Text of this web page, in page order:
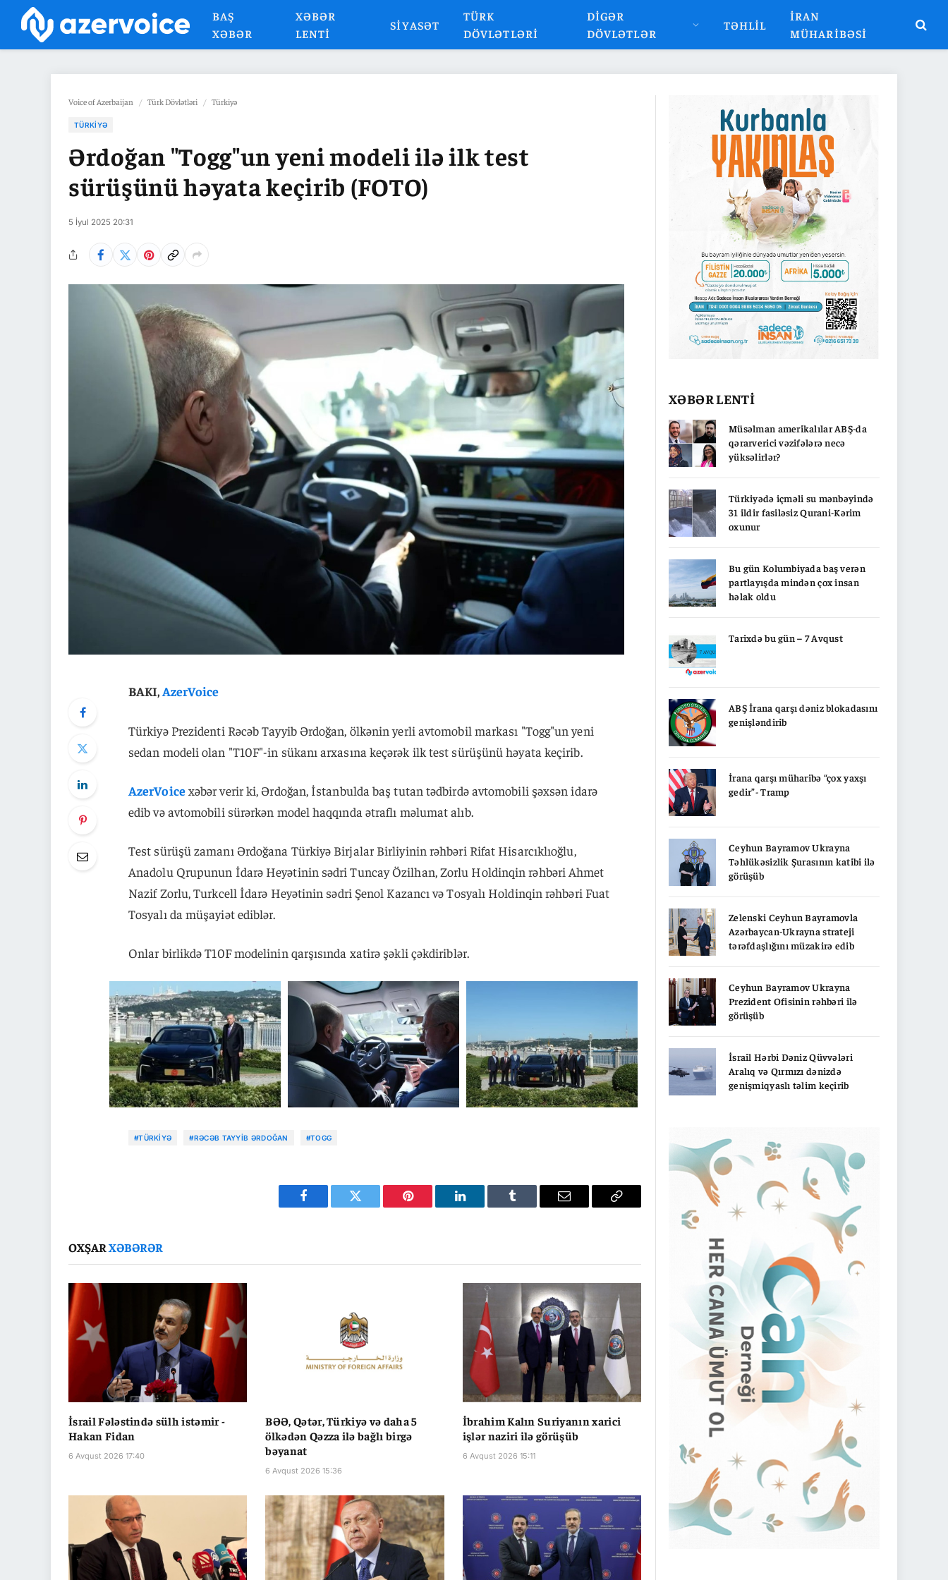
BAŞ
XƏBƏR
XƏBƏR
LENTI
SIYASƏT
TÜRK
DÖVLƏTLƏRI
DIGƏR
DÖVLƏTLƏR
TƏHLIL
İRAN
MÜHARIBƏSI
Voice of Azerbaijan / Türk Dövlətləri / Türkiyə
TÜRKIYƏ
Ərdoğan "Togg"un yeni modeli ilə ilk test
sürüşünü həyata keçirib (FOTO)
5 İyul 2025 20:31
BAKI,AzerVoice
Türkiyə Prezidenti Rəcəb Tayyib Ərdoğan, ölkənin yerli avtomobil markası "Togg"un yeni
sedan modeli olan "T10F"-in sükanı arxasına keçərək ilk test sürüşünü həyata keçirib.
AzerVoicexəbər verir ki, Ərdoğan, İstanbulda baş tutan tədbirdə avtomobili şəxsən idarə
edib və avtomobili sürərkən model haqqında ətraflı məlumat alıb.
Test sürüşü zamanı Ərdoğana Türkiyə Birjalar Birliyinin rəhbəri Rifat Hisarcıklıoğlu,
Anadolu Qrupunun İdarə Heyətinin sədri Tuncay Özilhan, Zorlu Holdinqin rəhbəri Ahmet
Nazif Zorlu, Turkcell İdarə Heyətinin sədri Şenol Kazancı və Tosyalı Holdinqin rəhbəri Fuat
Tosyalı da müşayiət ediblər.
Onlar birlikdə T10F modelinin qarşısında xatirə şəkli çəkdiriblər.
#TÜRKIYƏ #RƏCƏB TAYYIB ƏRDOĞAN #TOGG
Facebook Twitter Pinterest LinkedIn Tumblr Email
Copy
OXŞARXƏBƏRƏR
İsrail Fələstində sülh istəmir -
Hakan Fidan
6 Avqust 2026 17:40
BƏƏ, Qətər, Türkiyə və daha 5
ölkədən Qəzza ilə bağlı birgə
bəyanat
6 Avqust 2026 15:36
İbrahim Kalın Suriyanın xarici
işlər naziri ilə görüşüb
6 Avqust 2026 15:11
XƏBƏR LENTİ
Müsəlman amerikalılar ABŞ-da
qərarverici vəzifələrə necə
yüksəlirlər?
Türkiyədə içməli su mənbəyində
31 ildir fasiləsiz Qurani-Kərim
oxunur
Bu gün Kolumbiyada baş verən
partlayışda mindən çox insan
həlak oldu
Tarixdə bu gün – 7 Avqust
ABŞ İrana qarşı dəniz blokadasını
genişləndirib
İrana qarşı müharibə “çox yaxşı
gedir”- Tramp
Ceyhun Bayramov Ukrayna
Təhlükəsizlik Şurasının katibi ilə
görüşüb
Zelenski Ceyhun Bayramovla
Azərbaycan-Ukrayna strateji
tərəfdaşlığını müzakirə edib
Ceyhun Bayramov Ukrayna
Prezident Ofisinin rəhbəri ilə
görüşüb
İsrail Hərbi Dəniz Qüvvələri
Aralıq və Qırmızı dənizdə
genişmiqyaslı təlim keçirib